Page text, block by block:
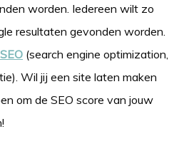
worden. Iedereen wilt zo
resultaten gevonden worden.
SEO (search engine optimization,
Wil jij een site laten maken
om de SEO score van jouw